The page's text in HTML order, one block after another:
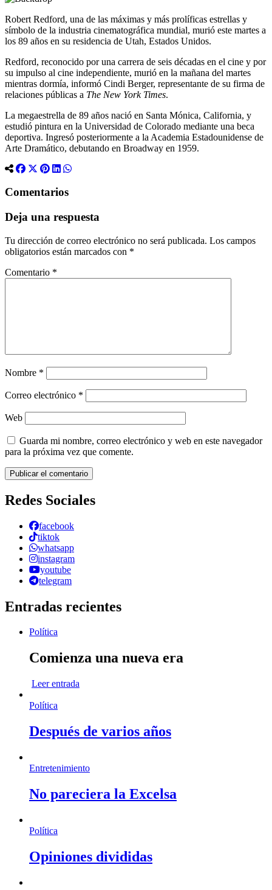
Robert Redford, una de las máximas y más prolíficas estrellas y
símbolo de la industria cinematográfica mundial, murió este martes a
los 89 años en su residencia de Utah, Estados Unidos.
Redford, reconocido por una carrera de seis décadas en el cine y por
su impulso al cine independiente, murió en la mañana del martes
mientras dormía, informó Cindi Berger, representante de su firma de
relaciones públicas a The New York Times.
La megaestrella de 89 años nació en Santa Mónica, California, y
estudió pintura en la Universidad de Colorado mediante una beca
deportiva. Ingresó posteriormente a la Academia Estadounidense de
Arte Dramático, debutando en Broadway en 1959.
Comentarios
Deja una respuesta
Tu dirección de correo electrónico no será publicada. Los campos
obligatorios están marcados con *
Comentario *
Nombre *
Correo electrónico *
Web
Guarda mi nombre, correo electrónico y web en este navegador
para la próxima vez que comente.
Redes Sociales
facebook
tiktok
whatsapp
instagram
youtube
telegram
Entradas recientes
Política
Comienza una nueva era
Leer entrada
Política
Después de varios años
Entretenimiento
No pareciera la Excelsa
Política
Opiniones divididas